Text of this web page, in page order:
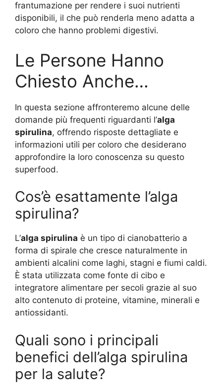
frantumazione per rendere i suoi nutrienti
disponibili, il che può renderla meno adatta a
coloro che hanno problemi digestivi.
Le Persone Hanno
Chiesto Anche…
In questa sezione affronteremo alcune delle
domande più frequenti riguardanti l’alga
spirulina, offrendo risposte dettagliate e
informazioni utili per coloro che desiderano
approfondire la loro conoscenza su questo
superfood.
Cos’è esattamente l’alga
spirulina?
L’alga spirulina è un tipo di cianobatterio a
forma di spirale che cresce naturalmente in
ambienti alcalini come laghi, stagni e fiumi caldi.
È stata utilizzata come fonte di cibo e
integratore alimentare per secoli grazie al suo
alto contenuto di proteine, vitamine, minerali e
antiossidanti.
Quali sono i principali
benefici dell’alga spirulina
per la salute?